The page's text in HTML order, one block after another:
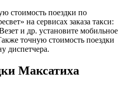
стоимость поездки по
на сервисах заказа такси:
и др. установите мобильное
точную стоимость поездки
диспетчера.
Максатиха